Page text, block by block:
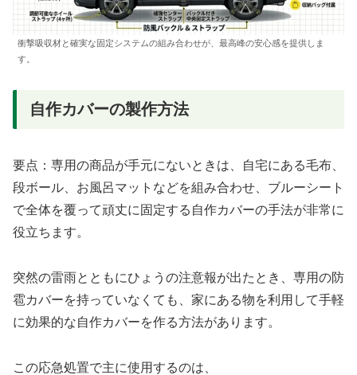
衝撃吸収材と確実な固定システムの組み合わせが、最高峰の安心感を提供しま
す。
自作カバーの製作方法
要点：専用の商品が手元にないときは、自宅にある毛布、
段ボール、お風呂マットなどを組み合わせ、ブルーシート
で全体を覆って頑丈に固定する自作カバーの手法が非常に
役立ちます。
突然の雷雨とともにひょうの注意報が出たとき、専用の防
雹カバーを持っていなくても、家にある物を利用して手軽
に効果的な自作カバーを作る方法があります。
この応急処置で主に使用するのは、